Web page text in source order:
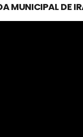
MUNICIPAL DE